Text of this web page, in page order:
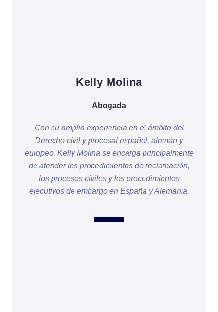
Kelly Molina
Abogada
Con su amplia experiencia en el ámbito del
Derecho civil y procesal español, alemán y
europeo, Kelly Molina se encarga principalmente
de atender los procedimientos de reclamación,
los procesos civiles y los procedimientos
ejecutivos de embargo en España y Alemania.